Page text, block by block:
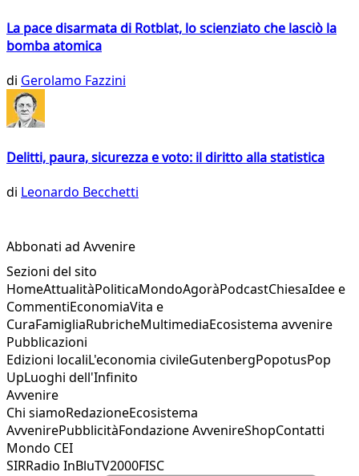
La pace disarmata di Rotblat, lo scienziato che lasciò la
bomba atomica
di Gerolamo Fazzini
Delitti, paura, sicurezza e voto: il diritto alla statistica
di Leonardo Becchetti
Abbonati ad Avvenire
Sezioni del sito
HomeAttualitàPoliticaMondoAgoràPodcastChiesaIdee e
CommentiEconomiaVita e
CuraFamigliaRubricheMultimediaEcosistema avvenire
Pubblicazioni
Edizioni localiL'economia civileGutenbergPopotusPop
UpLuoghi dell'Infinito
Avvenire
Chi siamoRedazioneEcosistema
AvvenirePubblicitàFondazione AvvenireShopContatti
Mondo CEI
SIRRadio InBluTV2000FISC